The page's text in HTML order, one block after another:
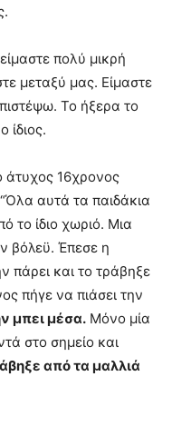
πολύ μικρή
μεταξύ μας. Είμαστε
Το ήξερα το
ίδιος.
άτυχος 16χρονος
αυτά τα παιδάκια
το ίδιο χωριό. Μια
βόλεϋ. Έπεσε η
πάρει και το τράβηξε
πήγε να πιάσει την
μπει μέσα. Μόνο μία
στο σημείο και
από τα μαλλιά